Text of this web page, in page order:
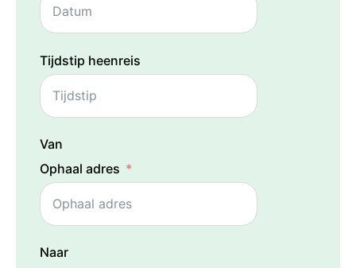
Tijdstip heenreis
Van
Ophaal adres
Naar